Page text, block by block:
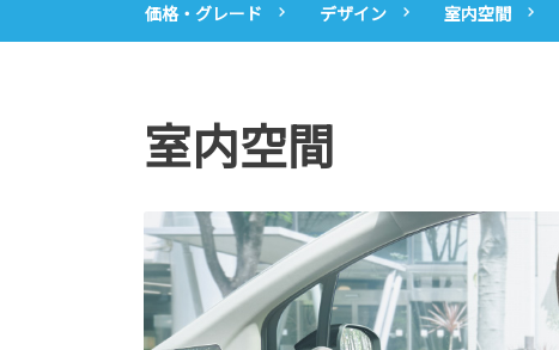
価格・グレード デザイン 室内空間
室内空間